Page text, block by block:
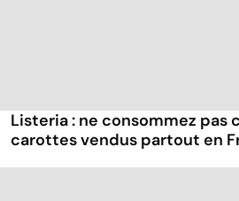
Listeria : ne consommez pas
carottes vendus partout en